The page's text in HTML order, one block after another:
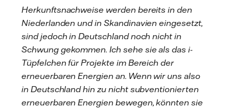
Herkunftsnachweise werden bereits in den
Niederlanden und in Skandinavien eingesetzt,
sind jedoch in Deutschland noch nicht in
Schwung gekommen. Ich sehe sie als das i-
Tüpfelchen für Projekte im Bereich der
erneuerbaren Energien an. Wenn wir uns also
in Deutschland hin zu nicht subventionierten
erneuerbaren Energien bewegen, könnten sie